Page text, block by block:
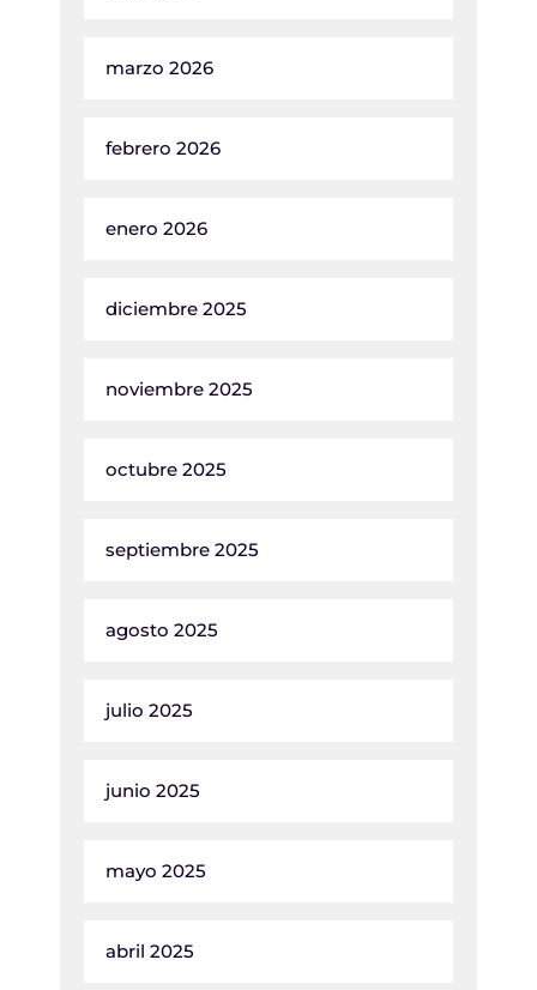
marzo 2026
febrero 2026
enero 2026
diciembre 2025
noviembre 2025
octubre 2025
septiembre 2025
agosto 2025
julio 2025
junio 2025
mayo 2025
abril 2025